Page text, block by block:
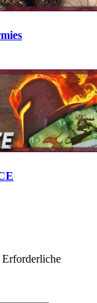
Erforderliche